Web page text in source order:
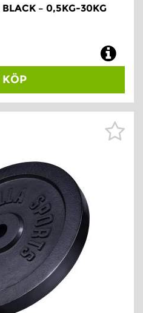
– 0,5KG-30KG